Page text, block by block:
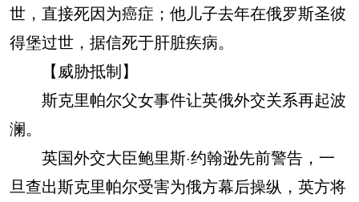
世，直接死因为癌症；他儿子去年在俄罗斯圣彼
得堡过世，据信死于肝脏疾病。
【威胁抵制】
斯克里帕尔父女事件让英俄外交关系再起波
澜。
英国外交大臣鲍里斯·约翰逊先前警告，一
旦查出斯克里帕尔受害为俄方幕后操纵，英方将